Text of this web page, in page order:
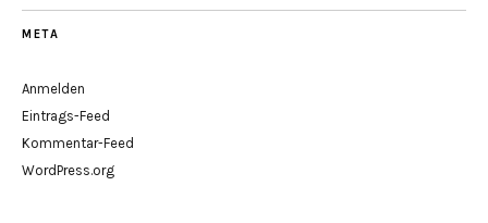
META
Anmelden
Eintrags-Feed
Kommentar-Feed
WordPress.org